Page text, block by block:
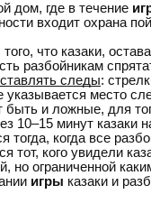
дом, где в течение
входит охрана
что казаки,
разбойникам
следы:
указывается место
быть и ложные, для
10–15 минут казаки
тогда, когда все
тот, кого увидели
но ограниченной
игры казаки и